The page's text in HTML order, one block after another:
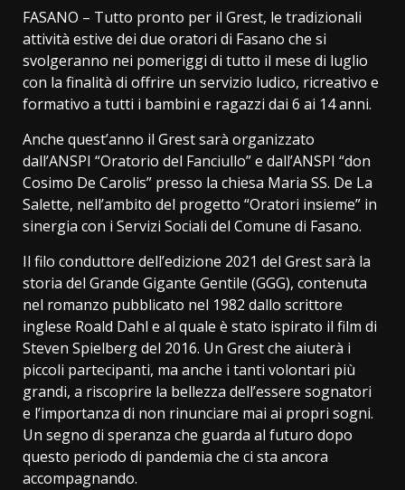
FASANO – Tutto pronto per il Grest, le tradizionali
attività estive dei due oratori di Fasano che si
svolgeranno nei pomeriggi di tutto il mese di luglio
con la finalità di offrire un servizio ludico, ricreativo e
formativo a tutti i bambini e ragazzi dai 6 ai 14 anni.
Anche quest’anno il Grest sarà organizzato
dall’ANSPI “Oratorio del Fanciullo” e dall’ANSPI “don
Cosimo De Carolis” presso la chiesa Maria SS. De La
Salette, nell’ambito del progetto “Oratori insieme” in
sinergia con i Servizi Sociali del Comune di Fasano.
Il filo conduttore dell’edizione 2021 del Grest sarà la
storia del Grande Gigante Gentile (GGG), contenuta
nel romanzo pubblicato nel 1982 dallo scrittore
inglese Roald Dahl e al quale è stato ispirato il film di
Steven Spielberg del 2016. Un Grest che aiuterà i
piccoli partecipanti, ma anche i tanti volontari più
grandi, a riscoprire la bellezza dell’essere sognatori
e l’importanza di non rinunciare mai ai propri sogni.
Un segno di speranza che guarda al futuro dopo
questo periodo di pandemia che ci sta ancora
accompagnando.